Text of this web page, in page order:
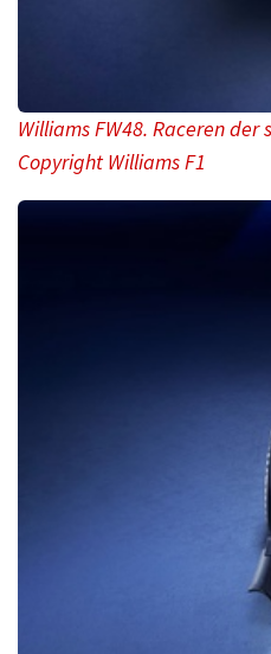
Williams FW48. Raceren der
Copyright Williams F1